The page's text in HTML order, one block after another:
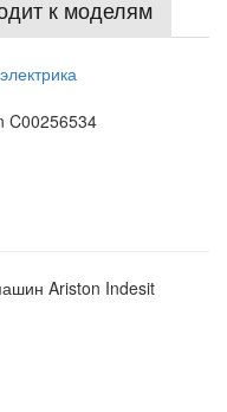
к моделям
C00256534
Ariston Indesit